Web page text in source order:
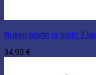
Nuken pöytä ja tuolit 2 kpl
34,90 €